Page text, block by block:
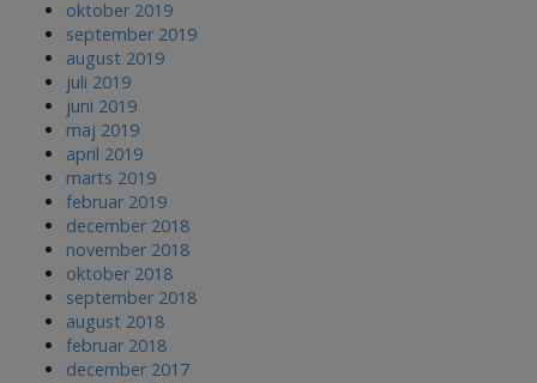
oktober 2019
september 2019
august 2019
juli 2019
juni 2019
maj 2019
april 2019
marts 2019
februar 2019
december 2018
november 2018
oktober 2018
september 2018
august 2018
februar 2018
december 2017